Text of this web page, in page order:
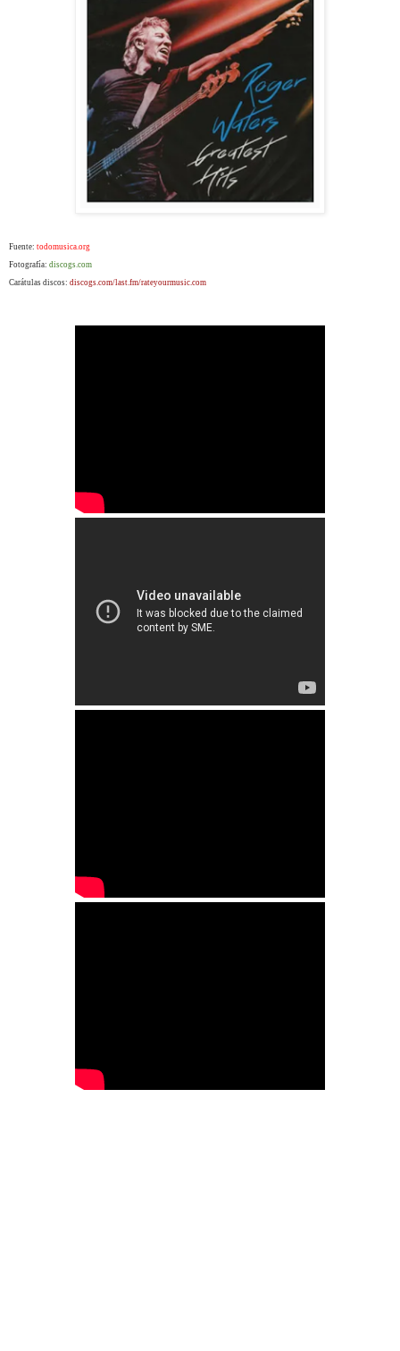
Fuente: todomusica.org
Fotografía: discogs.com
Carátulas discos: discogs.com/last.fm/rateyourmusic.com